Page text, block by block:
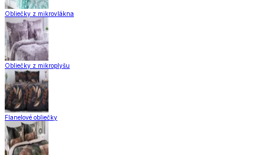
Obliečky z mikrovlákna
Obliečky z mikroplyšu
Flanelové obliečky